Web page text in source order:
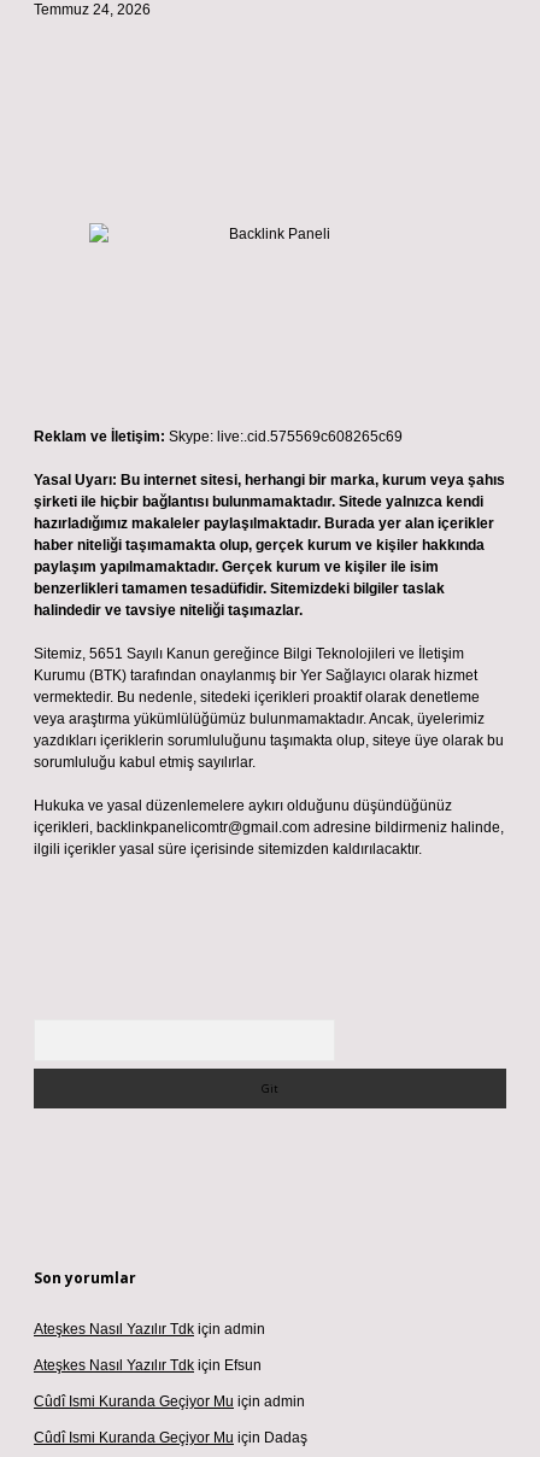
Temmuz 24, 2026
Reklam ve İletişim: Skype: live:.cid.575569c608265c69
Yasal Uyarı: Bu internet sitesi, herhangi bir marka, kurum veya şahıs
şirketi ile hiçbir bağlantısı bulunmamaktadır. Sitede yalnızca kendi
hazırladığımız makaleler paylaşılmaktadır. Burada yer alan içerikler
haber niteliği taşımamakta olup, gerçek kurum ve kişiler hakkında
paylaşım yapılmamaktadır. Gerçek kurum ve kişiler ile isim
benzerlikleri tamamen tesadüfidir. Sitemizdeki bilgiler taslak
halindedir ve tavsiye niteliği taşımazlar.
Sitemiz, 5651 Sayılı Kanun gereğince Bilgi Teknolojileri ve İletişim
Kurumu (BTK) tarafından onaylanmış bir Yer Sağlayıcı olarak hizmet
vermektedir. Bu nedenle, sitedeki içerikleri proaktif olarak denetleme
veya araştırma yükümlülüğümüz bulunmamaktadır. Ancak, üyelerimiz
yazdıkları içeriklerin sorumluluğunu taşımakta olup, siteye üye olarak bu
sorumluluğu kabul etmiş sayılırlar.
Hukuka ve yasal düzenlemelere aykırı olduğunu düşündüğünüz
içerikleri, backlinkpanelicomtr@gmail.com adresine bildirmeniz halinde,
ilgili içerikler yasal süre içerisinde sitemizden kaldırılacaktır.
Son yorumlar
Ateşkes Nasıl Yazılır Tdk için admin
Ateşkes Nasıl Yazılır Tdk için Efsun
Cûdî Ismi Kuranda Geçiyor Mu için admin
Cûdî Ismi Kuranda Geçiyor Mu için Dadaş